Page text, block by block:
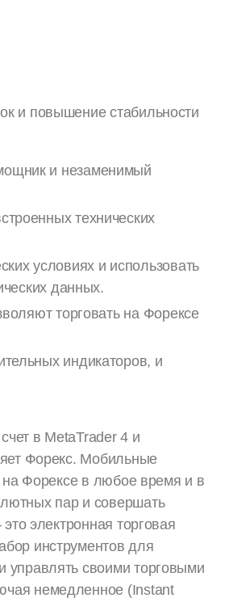
и повышение стабильности
и незаменимый
технических
условиях и использовать
данных.
торговать на Форексе
индикаторов, и
в MetaTrader 4 и
Форекс. Мобильные
на Форексе в любое время и в
пар и совершать
электронная торговая
инструментов для
управлять своими торговыми
немедленное (Instant